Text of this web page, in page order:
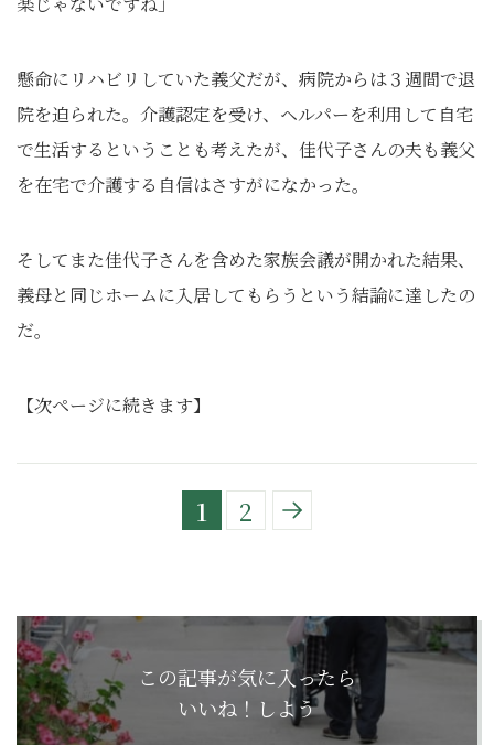
懸命にリハビリしていた義父だが、病院からは３週間で退
院を迫られた。介護認定を受け、ヘルパーを利用して自宅
で生活するということも考えたが、佳代子さんの夫も義父
を在宅で介護する自信はさすがになかった。
そしてまた佳代子さんを含めた家族会議が開かれた結果、
義母と同じホームに入居してもらうという結論に達したの
だ。
【次ページに続きます】
1 2
この記事が気に入ったら
いいね！しよう